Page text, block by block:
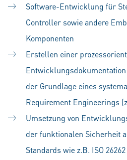
Software-Entwicklung für
Controller sowie andere
Komponenten
Erstellen einer
der Grundlage eines
Requirement Engineerings
Umsetzung von
der funktionalen Sicherheit
Standards wie z.B. ISO